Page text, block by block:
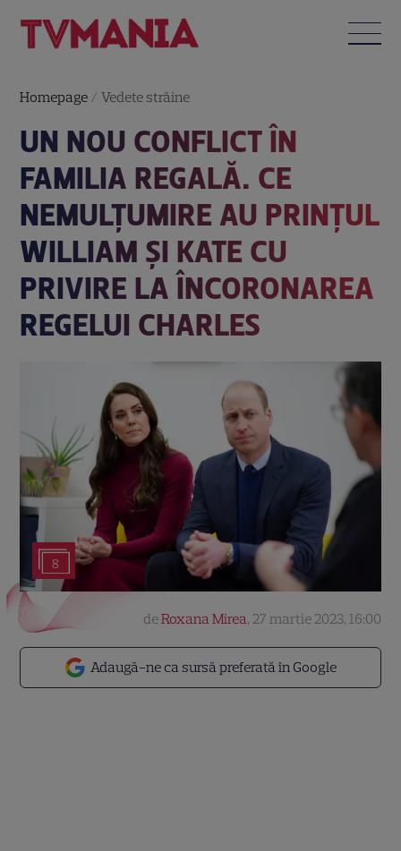
Homepage /Vedete străine
UN NOU CONFLICT ÎN
FAMILIA REGALĂ. CE
NEMULȚUMIRE AU PRINȚUL
WILLIAM ȘI KATE CU
PRIVIRE LA ÎNCORONAREA
REGELUI CHARLES
8
Adaugă-ne ca sursă preferată în Google
deRoxana Mirea, 27 martie 2023, 16:00